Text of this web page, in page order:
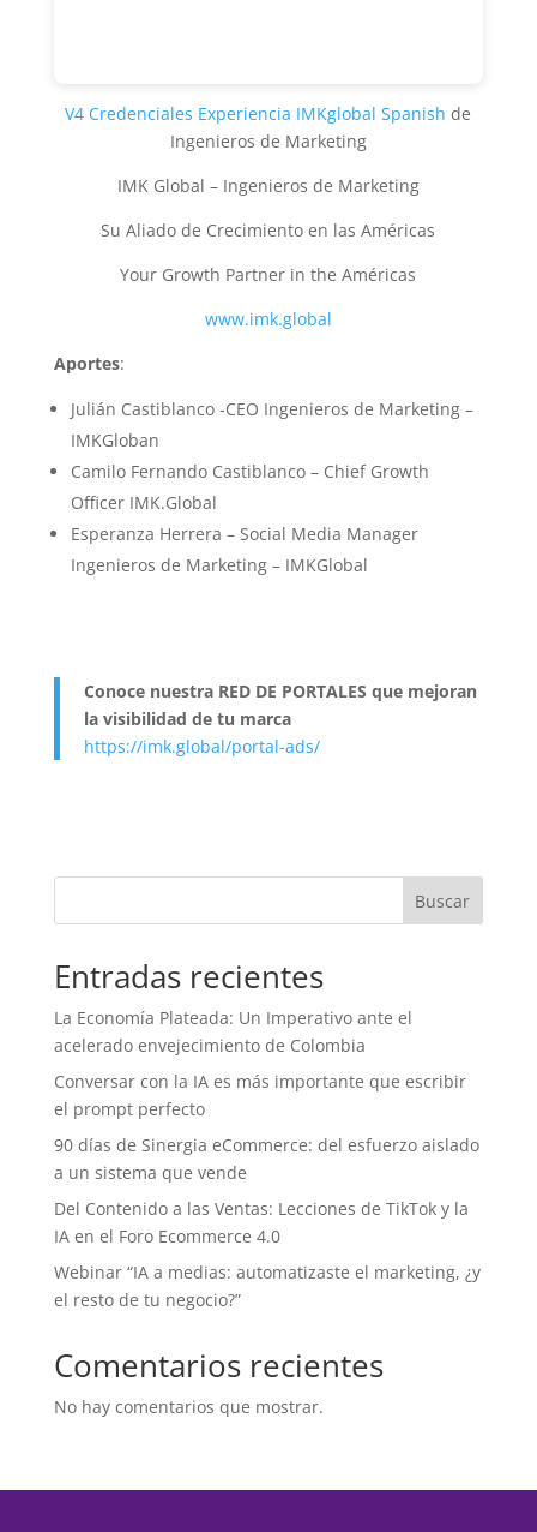
V4 Credenciales Experiencia IMKglobal Spanish de
Ingenieros de Marketing
IMK Global – Ingenieros de Marketing
Su Aliado de Crecimiento en las Américas
Your Growth Partner in the Américas
www.imk.global
Aportes:
Julián Castiblanco -CEO Ingenieros de Marketing –
IMKGloban
Camilo Fernando Castiblanco – Chief Growth
Officer IMK.Global
Esperanza Herrera – Social Media Manager
Ingenieros de Marketing – IMKGlobal
Conoce nuestra RED DE PORTALES que mejoran
la visibilidad de tu marca
https://imk.global/portal-ads/
Buscar
Entradas recientes
La Economía Plateada: Un Imperativo ante el
acelerado envejecimiento de Colombia
Conversar con la IA es más importante que escribir
el prompt perfecto
90 días de Sinergia eCommerce: del esfuerzo aislado
a un sistema que vende
Del Contenido a las Ventas: Lecciones de TikTok y la
IA en el Foro Ecommerce 4.0
Webinar “IA a medias: automatizaste el marketing, ¿y
el resto de tu negocio?”
Comentarios recientes
No hay comentarios que mostrar.